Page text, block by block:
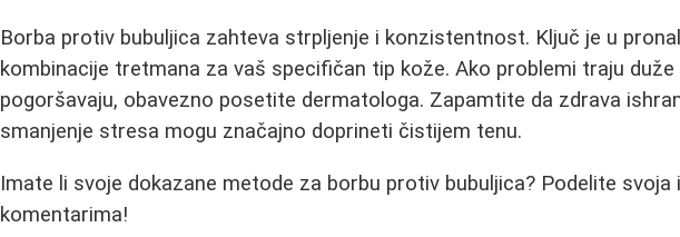
Borba protiv bubuljica zahteva strpljenje i konzistentnost. Ključ je u
kombinacije tretmana za vaš specifičan tip kože. Ako problemi traju duže
pogoršavaju, obavezno posetite dermatologa. Zapamtite da zdrava
smanjenje stresa mogu značajno doprineti čistijem tenu.
Imate li svoje dokazane metode za borbu protiv bubuljica? Podelite svoja
komentarima!